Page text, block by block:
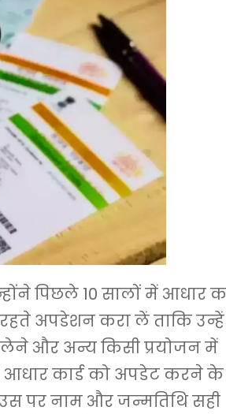
पिछले 10 सालों में आधार
अपडेशन करा लें ताकि उन्हें
और अन्य किसी प्रयोजन में
आधार कार्ड को अपडेट करने के
पर नाम और जन्मतिथि सही